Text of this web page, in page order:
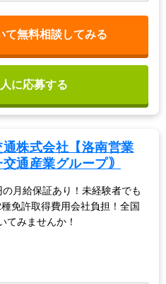
て無料相談してみる
に応募する
株式会社【洛南営業
通産業グループ｠
月給保証あり！未経験者でも
免許取得費用会社負担！全国
てみませんか！